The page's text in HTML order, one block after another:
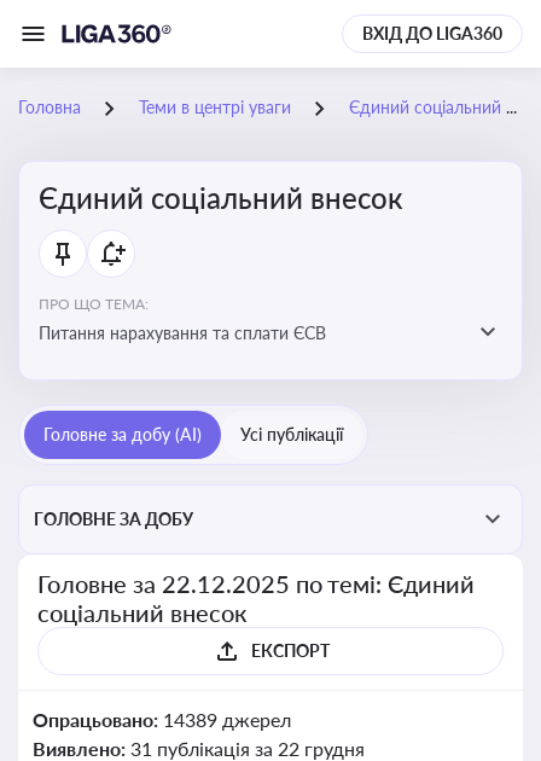
ВХІД ДО LIGA360
Головна Теми в центрі уваги Єдиний соціальний внесок
Єдиний соціальний внесок
ПРО ЩО ТЕМА:
Питання нарахування та сплати ЄСВ
Головне за добу (AI) Усі публікації
ГОЛОВНЕ ЗА ДОБУ
Головне за 22.12.2025 по темі: Єдиний
соціальний внесок
ЕКСПОРТ
Опрацьовано: 14389 джерел
Виявлено: 31 публікація за 22 грудня